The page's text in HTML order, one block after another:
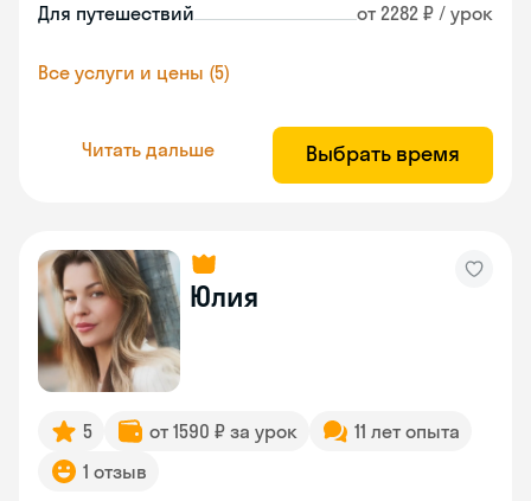
Для путешествий от 2282 ₽ / урок
Все услуги и цены (5)
Читать дальше Выбрать время
Юлия
5 от 1590 ₽ за урок
11 лет опыта
1 отзыв